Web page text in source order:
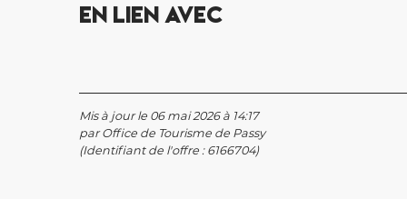
En lien avec
Mis à jour le 06 mai 2026 à 14:17
par Office de Tourisme de Passy
(Identifiant de l'offre : 6166704)